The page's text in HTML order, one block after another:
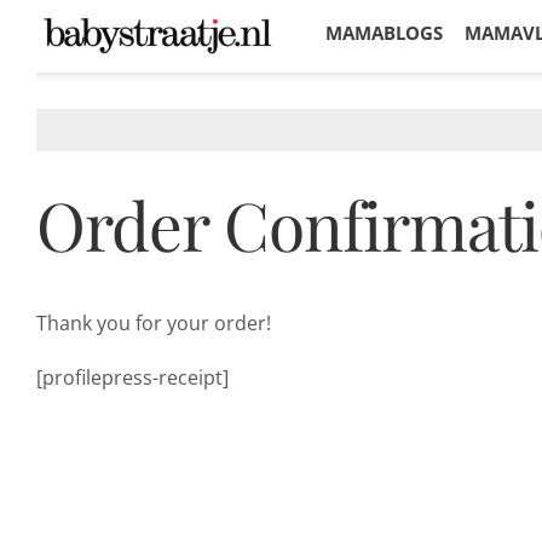
MAMABLOGS
Order
Thank you for your order!
[profilepress-receipt]